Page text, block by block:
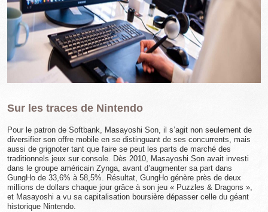
Sur les traces de Nintendo
Pour le patron de Softbank, Masayoshi Son, il s’agit non seulement de
diversifier son offre mobile en se distinguant de ses concurrents, mais
aussi de grignoter tant que faire se peut les parts de marché des
traditionnels jeux sur console. Dès 2010, Masayoshi Son avait investi
dans le groupe américain Zynga, avant d’augmenter sa part dans
GungHo de 33,6% à 58,5%. Résultat, GungHo génère près de deux
millions de dollars chaque jour grâce à son jeu « Puzzles & Dragons »,
et Masayoshi a vu sa capitalisation boursière dépasser celle du géant
historique Nintendo.